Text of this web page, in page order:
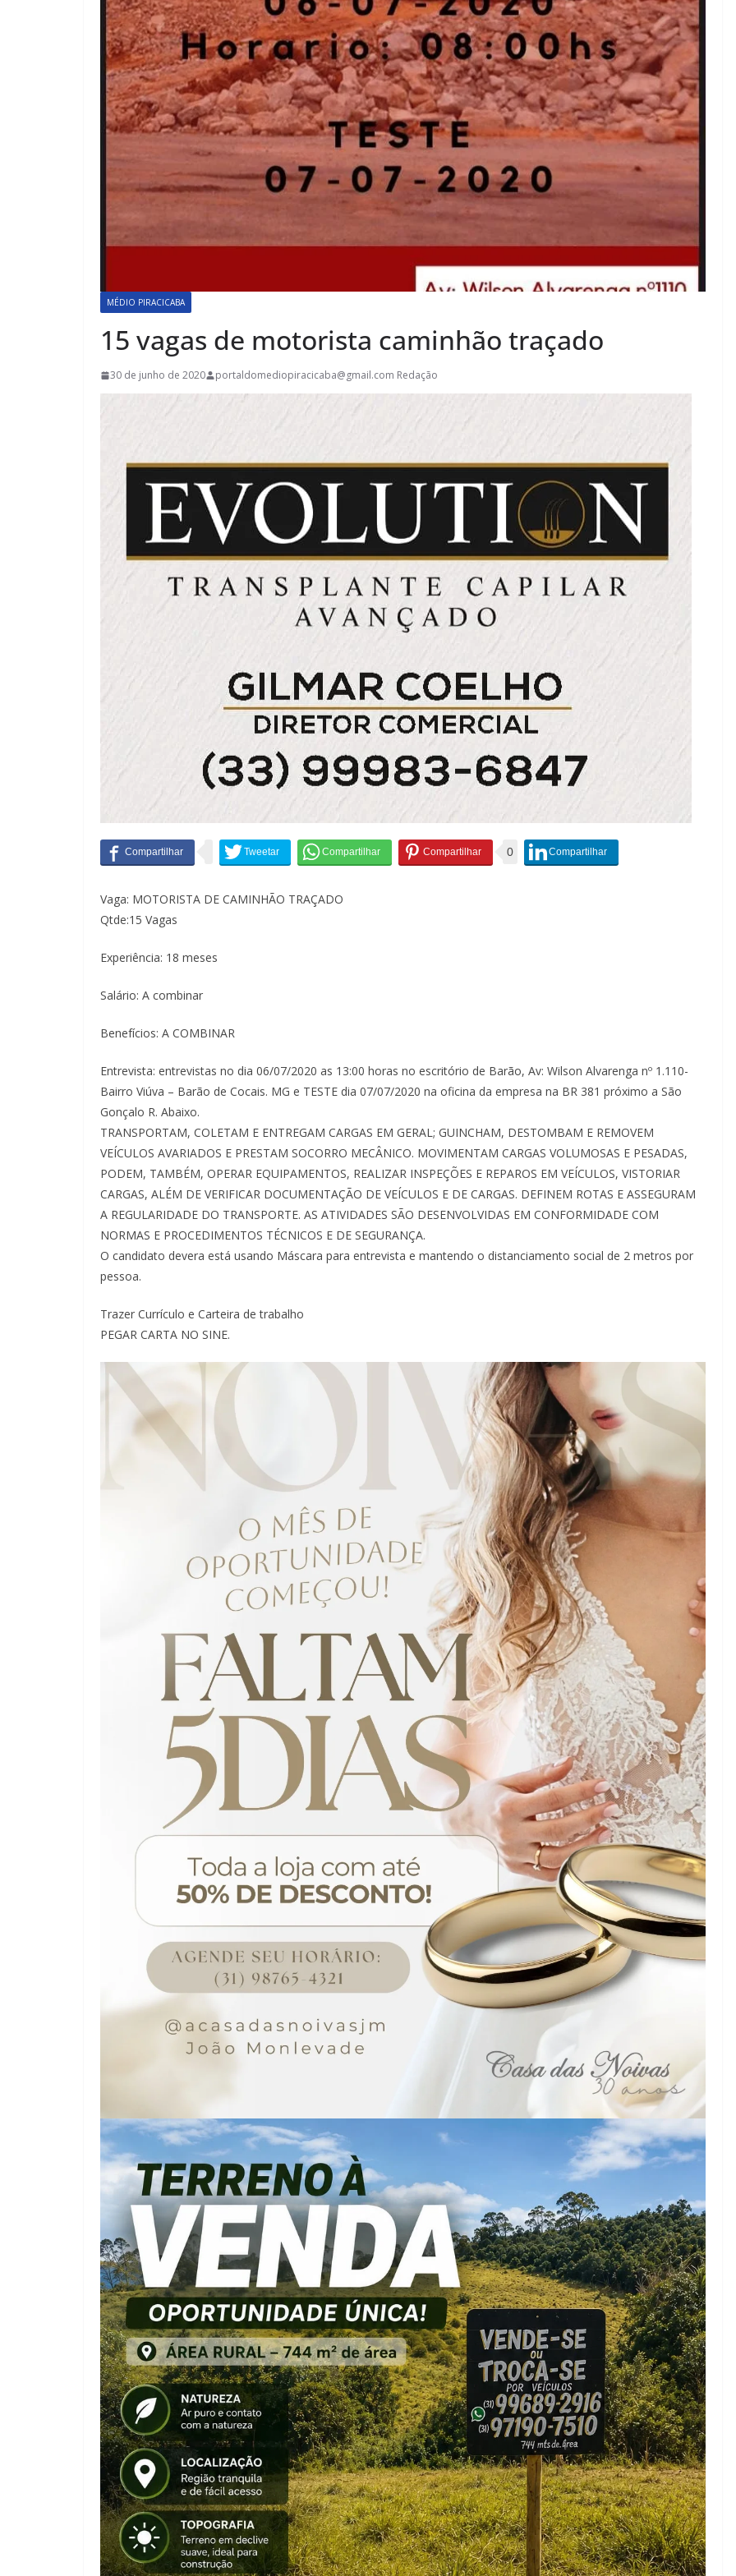
MÉDIO PIRACICABA
15 vagas de motorista caminhão traçado
30 de junho de 2020 portaldomediopiracicaba@gmail.com Redação
0
Vaga: MOTORISTA DE CAMINHÃO TRAÇADO
Qtde:15 Vagas
Experiência: 18 meses
Salário: A combinar
Benefícios: A COMBINAR
Entrevista: entrevistas no dia 06/07/2020 as 13:00 horas no escritório de Barão, Av: Wilson Alvarenga nº 1.110-
Bairro Viúva – Barão de Cocais. MG e TESTE dia 07/07/2020 na oficina da empresa na BR 381 próximo a São
Gonçalo R. Abaixo.
TRANSPORTAM, COLETAM E ENTREGAM CARGAS EM GERAL; GUINCHAM, DESTOMBAM E REMOVEM
VEÍCULOS AVARIADOS E PRESTAM SOCORRO MECÂNICO. MOVIMENTAM CARGAS VOLUMOSAS E PESADAS,
PODEM, TAMBÉM, OPERAR EQUIPAMENTOS, REALIZAR INSPEÇÕES E REPAROS EM VEÍCULOS, VISTORIAR
CARGAS, ALÉM DE VERIFICAR DOCUMENTAÇÃO DE VEÍCULOS E DE CARGAS. DEFINEM ROTAS E ASSEGURAM
A REGULARIDADE DO TRANSPORTE. AS ATIVIDADES SÃO DESENVOLVIDAS EM CONFORMIDADE COM
NORMAS E PROCEDIMENTOS TÉCNICOS E DE SEGURANÇA.
O candidato devera está usando Máscara para entrevista e mantendo o distanciamento social de 2 metros por
pessoa.
Trazer Currículo e Carteira de trabalho
PEGAR CARTA NO SINE.